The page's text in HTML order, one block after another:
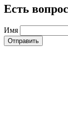
Есть
Имя